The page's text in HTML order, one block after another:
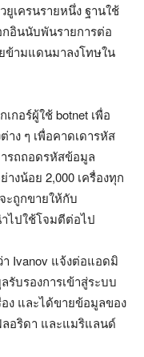
เครนรายหนึ่ง ฐานใช้
อินนับพันรายการต่อ
ข้ามแดนมาลงโทษใน
กอร์ผู้ใช้ botnet เพื่อ
ง ๆ เพื่อคาดเดารหัส
รถถอดรหัสข้อมูล
งน้อย 2,000 เครื่องทุก
ะถูกขายให้กับ
ไปใช้โจมตีต่อไป
Ivanov แจ้งต่อแอดมิ
รับรองการเข้าสู่ระบบ
ง และได้ขายข้อมูลของ
ลอริดา และแมริแลนด์